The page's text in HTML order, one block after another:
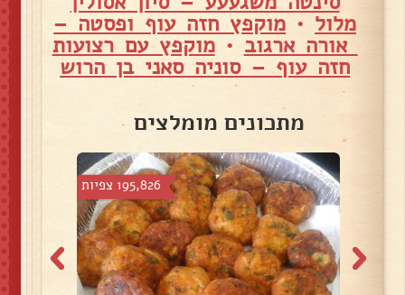
מלול • מוקפץ חזה עוף ופסטה –
אורה ארגוב •מוקפץ עם רצועות
חזה עוף – סוניה סאני בן הרוש
מתכונים מומלצים
195,826 צפיות